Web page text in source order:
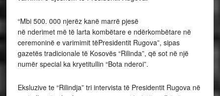
“Mbi 500. 000 njerëz kanë marrë pjesë
në nderimet më të larta kombëtare e ndërkombëtare në
ceremoninë e varimimit tëPresidentit Rugova”, sipas
gazetës tradicionale të Kosovës “Rilinda”, që sot në një
numër special ka kryetitullin “Bota nderoi”.
Eksluzive te “Rilindja” tri intervista të Presidentit Rugova në